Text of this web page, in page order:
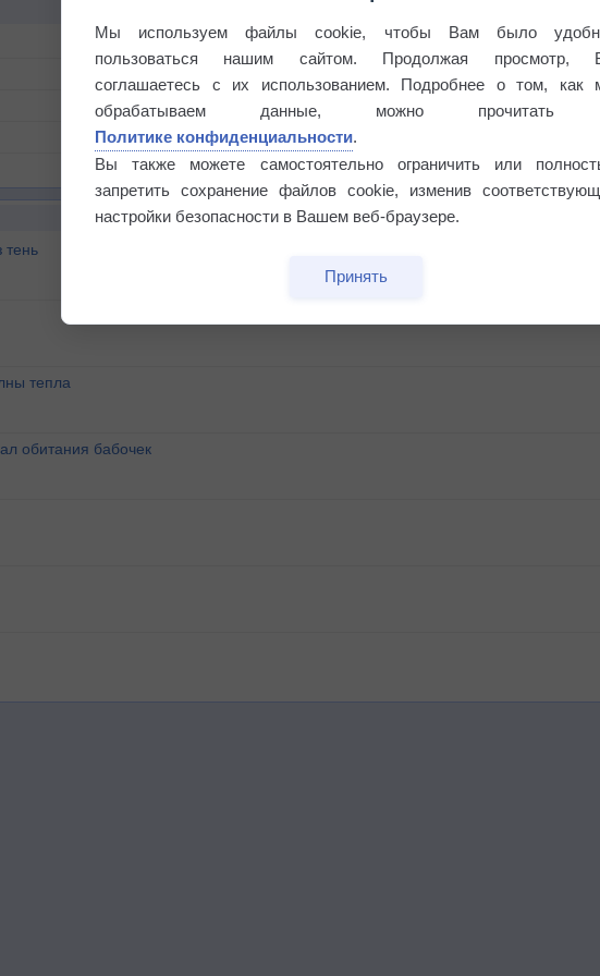
тень
тепла
обитания бабочек
Мы используем файлы cookie, чтобы Вам было
пользоваться нашим сайтом. Продолжая просмотр,
соглашаетесь с их использованием. Подробнее о том, как
обрабатываем данные, можно прочитать
Политике конфиденциальности.
Вы также можете самостоятельно ограничить или
запретить сохранение файлов cookie, изменив
настройки безопасности в Вашем веб-браузере.
Принять